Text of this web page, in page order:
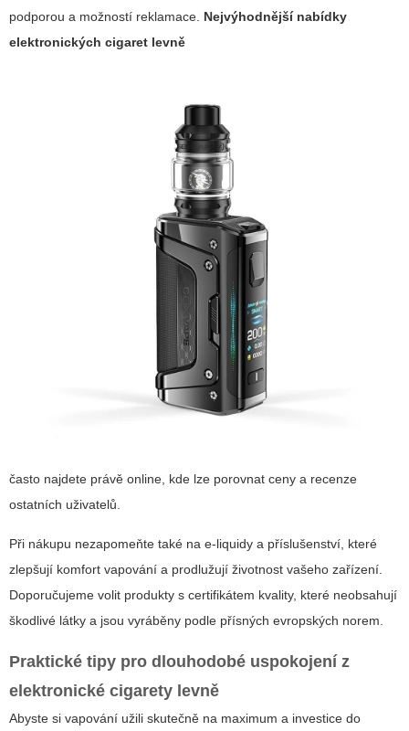
podporou a možností reklamace. Nejvýhodnější nabídky
elektronických cigaret levně
často najdete právě online, kde lze porovnat ceny a recenze
ostatních uživatelů.
Při nákupu nezapomeňte také na e-liquidy a příslušenství, které
zlepšují komfort vapování a prodlužují životnost vašeho zařízení.
Doporučujeme volit produkty s certifikátem kvality, které neobsahují
škodlivé látky a jsou vyráběny podle přísných evropských norem.
Praktické tipy pro dlouhodobé uspokojení z
elektronické cigarety levně
Abyste si vapování užili skutečně na maximum a investice do